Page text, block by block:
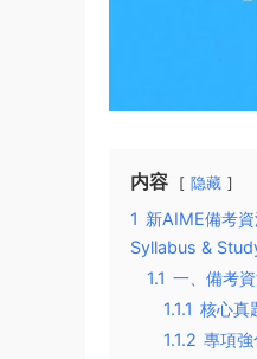
内容 隐藏
1 新AIME備考
Syllabus &
1.1 一、備考
1.1.1 核心真
1.1.2 專項